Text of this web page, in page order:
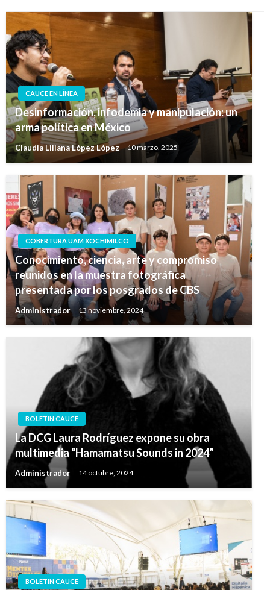
CAUCE EN LÍNEA
Desinformación, infodemia y manipulación: un
arma política en México
Claudia Liliana López López 10 marzo, 2025
COBERTURA UAM XOCHIMILCO
Conocimiento, ciencia, arte y compromiso
reunidos en la muestra fotográfica
presentada por los posgrados de CBS
Administrador 13 noviembre, 2024
BOLETIN CAUCE
La DCG Laura Rodríguez expone su obra
multimedia “Hamamatsu Sounds in 2024”
Administrador 14 octubre, 2024
BOLETIN CAUCE